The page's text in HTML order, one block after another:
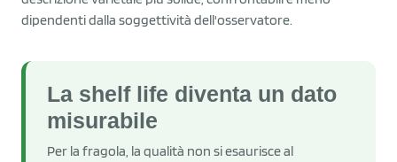
dipendenti dalla soggettività dell'osservatore.
La shelf life diventa un dato
misurabile
Per la fragola, la qualità non si esaurisce al